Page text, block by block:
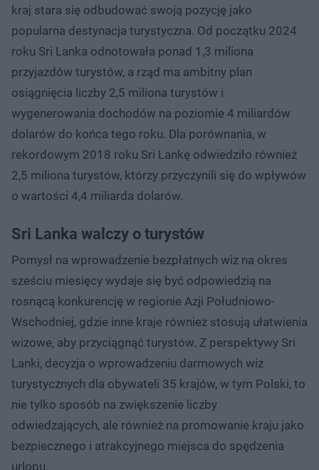
kraj stara się odbudować swoją pozycję jako
popularna destynacja turystyczna. Od początku 2024
roku Sri Lanka odnotowała ponad 1,3 miliona
przyjazdów turystów, a rząd ma ambitny plan
osiągnięcia liczby 2,5 miliona turystów i
wygenerowania dochodów na poziomie 4 miliardów
dolarów do końca tego roku. Dla porównania, w
rekordowym 2018 roku Sri Lankę odwiedziło również
2,5 miliona turystów, którzy przyczynili się do wpływów
o wartości 4,4 miliarda dolarów.
Sri Lanka walczy o turystów
Pomysł na wprowadzenie bezpłatnych wiz na okres
sześciu miesięcy wydaje się być odpowiedzią na
rosnącą konkurencję w regionie Azji Południowo-
Wschodniej, gdzie inne kraje również stosują ułatwienia
wizowe, aby przyciągnąć turystów. Z perspektywy Sri
Lanki, decyzja o wprowadzeniu darmowych wiz
turystycznych dla obywateli 35 krajów, w tym Polski, to
nie tylko sposób na zwiększenie liczby
odwiedzających, ale również na promowanie kraju jako
bezpiecznego i atrakcyjnego miejsca do spędzenia
urlopu.